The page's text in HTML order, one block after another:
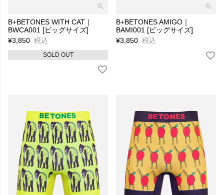
B+BETONES WITH CAT｜
BWCA001 [ビッグサイズ]
¥3,850 税込
SOLD OUT
B+BETONES AMIGO｜
BAMI001 [ビッグサイズ]
¥3,850 税込